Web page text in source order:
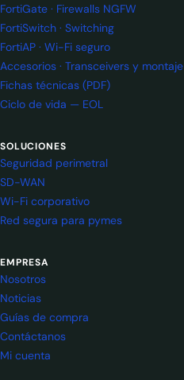
FortiGate · Firewalls NGFW
FortiSwitch · Switching
FortiAP · Wi-Fi seguro
Accesorios · Transceivers y montaje
Fichas técnicas (PDF)
Ciclo de vida — EOL
SOLUCIONES
Seguridad perimetral
SD-WAN
Wi-Fi corporativo
Red segura para pymes
EMPRESA
Nosotros
Noticias
Guías de compra
Contáctanos
Mi cuenta